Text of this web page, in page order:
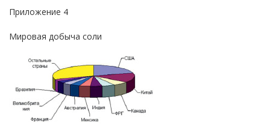
Приложение 4
Мировая добыча соли